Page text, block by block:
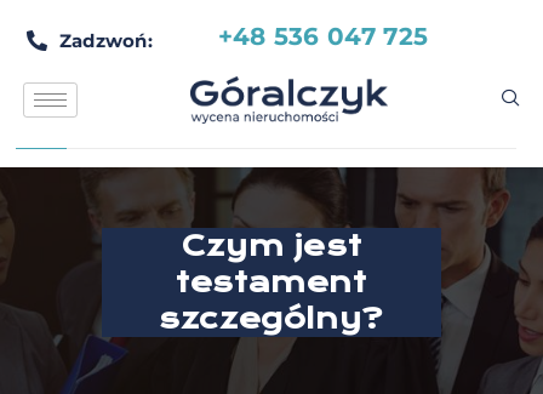
Zadzwoń: +48 536 047 725
Czym jest
testament
szczególny?